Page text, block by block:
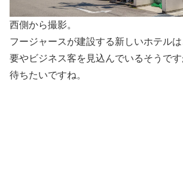
西側から撮影。
フージャースが建設する新しいホテル
要やビジネス客を見込んでいるそうで
待ちたいですね。